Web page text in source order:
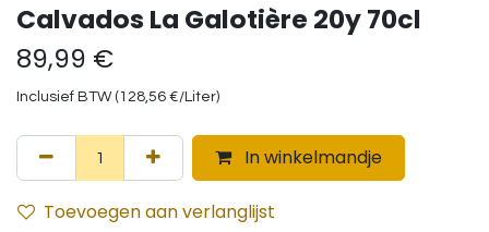
Calvados La Galotière 20y 70cl
89,99 €
Inclusief BTW ( 128,56 €/Liter)
In winkelmandje
Toevoegen aan verlanglijst